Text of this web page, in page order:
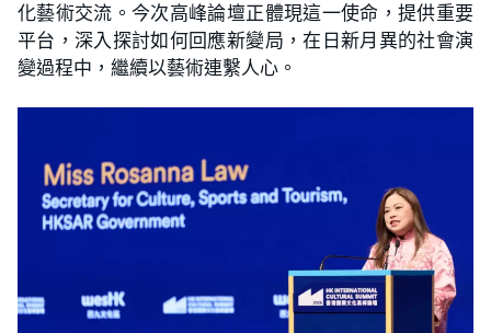
化藝術交流。今次高峰論壇正體現這一使命，提供重要
平台，深入探討如何回應新變局，在日新月異的社會演
變過程中，繼續以藝術連繫人心。